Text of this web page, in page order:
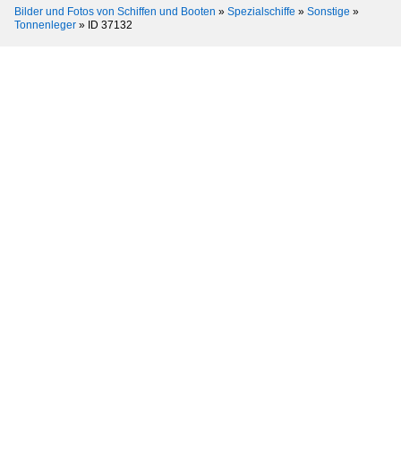
Bilder und Fotos von Schiffen und Booten » Spezialschiffe » Sonstige »
Tonnenleger » ID 37132